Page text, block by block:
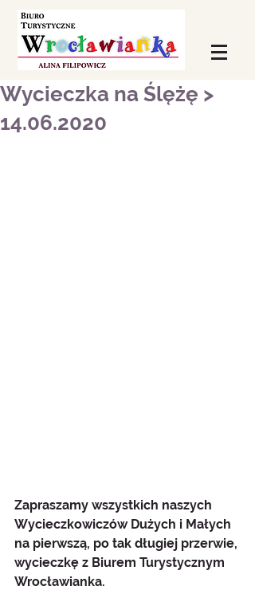
Wycieczka na Ślężę >
14.06.2020
Zapraszamy wszystkich naszych
Wycieczkowiczów Dużych i Małych
na pierwszą, po tak długiej przerwie,
wycieczkę z Biurem Turystycznym
Wrocławianka.